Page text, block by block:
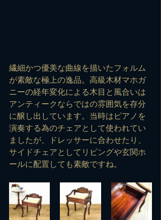
繊細かつ優美な曲線を描いたフォルム
が素敵な極上の逸品。高級木材マホガ
ニーの経年変化による木目と風合いは
アンティークならではの雰囲気を存分
に醸し出しています。当時はピアノを
演奏する為のチェアとして使われてい
ましたが、ドレッサーに合わせたり、
サイドチェアとしてリビングや玄関ホ
ールに配置しても素敵ですね。